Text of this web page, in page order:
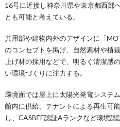
16号に近接し神奈川県や東京都西部
とも可能と考えている。
共用部や建物内外のデザインに「
のコンセプトを掲げ、自然素材や植
上げ材の採用などで、明るく清潔感
い環境づくりに注力する。
環境面では屋上に太陽光発電システ
館内に供給、テナントによる再生可
し、CASBEE認証Aランクなど環境認